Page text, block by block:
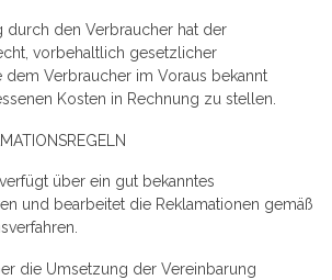
durch den Verbraucher hat der
vorbehaltlich gesetzlicher
dem Verbraucher im Voraus bekannt
Kosten in Rechnung zu stellen.
über ein gut bekanntes
und bearbeitet die Reklamationen gemäß
die Umsetzung der Vereinbarung